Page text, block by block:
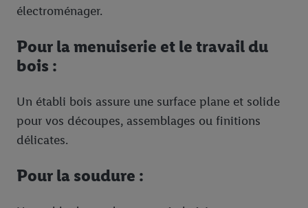
électroménager.
Pour la menuiserie et le travail du
bois :
Un établi bois assure une surface plane et solide
pour vos découpes, assemblages ou finitions
délicates.
Pour la soudure :